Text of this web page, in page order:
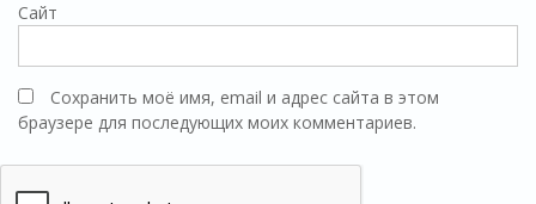
Сайт
Сохранить моё имя, email и адрес сайта в этом
браузере для последующих моих комментариев.